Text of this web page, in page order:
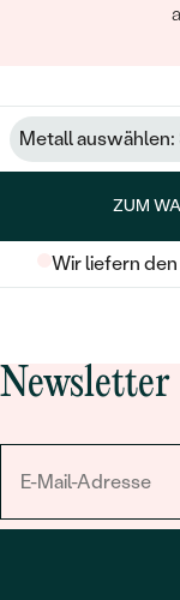
Metall auswählen:
ZUM
Wir liefern
Newsletter